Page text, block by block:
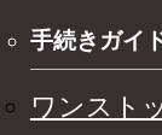
手続きガイ
ワンスト